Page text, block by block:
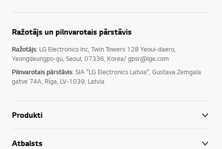
Ražotājs un pilnvarotais pārstāvis
Ražotājs: LG Electronics Inc, Twin Towers 128 Yeoui-daero,
Yeongdeungpo-gu, Seoul, 07336, Korea/ gpsr@lge.com
Pilnvarotais pārstāvis: SIA "LG Electronics Latvia", Gustava Zemgala
gatve 74A, Rīga, LV-1039, Latvia
Produkti
Atbalsts